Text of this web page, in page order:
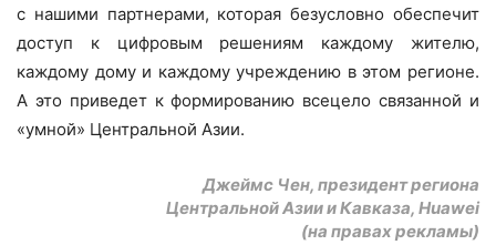
с нашими партнерами, которая безусловно обеспечит
доступ к цифровым решениям каждому жителю,
каждому дому и каждому учреждению в этом регионе.
А это приведет к формированию всецело связанной и
«умной» Центральной Азии.
Джеймс Чен, президент региона
Центральной Азии и Кавказа, Huawei
(на правах рекламы)